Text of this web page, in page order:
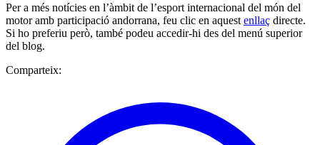
Per a més notícies en l’àmbit de l’esport internacional del món del
motor amb participació andorrana, feu clic en aquest enllaç directe.
Si ho preferiu però, també podeu accedir-hi des del menú superior
del blog.
Comparteix: